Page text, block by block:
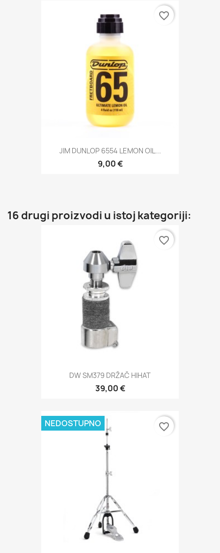
JIM DUNLOP 6554 LEMON OIL...
9,00 €
favorite_border
16 drugi proizvodi u istoj kategoriji:
DW SM379 DRŽAČ HIHAT
39,00 €
favorite_border
NEDOSTUPNO favorite_border